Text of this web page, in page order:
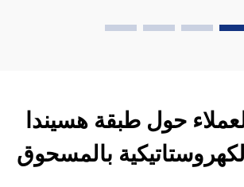
حول طبقة هسيندا
بالمسحوق